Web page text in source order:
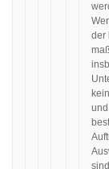
der